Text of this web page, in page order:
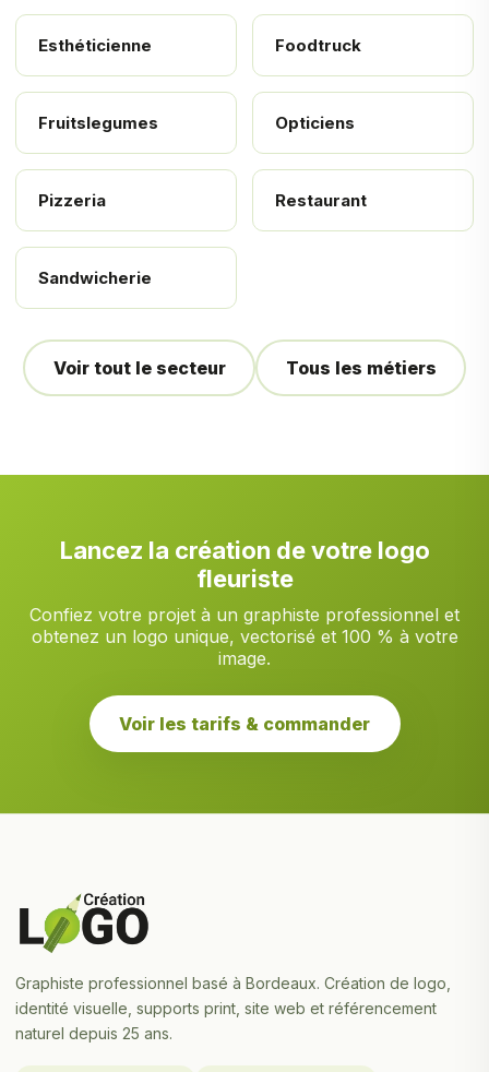
Esthéticienne Foodtruck
Fruitslegumes Opticiens
Pizzeria Restaurant
Sandwicherie
Voir tout le secteur Tous les métiers
Lancez la création de votre logo
fleuriste
Confiez votre projet à un graphiste professionnel et
obtenez un logo unique, vectorisé et 100 % à votre
image.
Voir les tarifs & commander
Graphiste professionnel basé à Bordeaux. Création de logo,
identité visuelle, supports print, site web et référencement
naturel depuis 25 ans.